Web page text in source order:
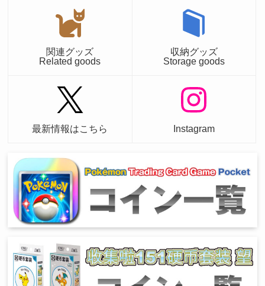
関連グッズ
Related goods
収納グッズ
Storage goods
最新情報はこちら Instagram